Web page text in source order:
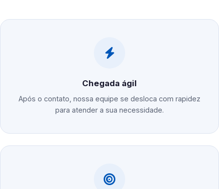
Chegada ágil
Após o contato, nossa equipe se desloca com rapidez
para atender a sua necessidade.